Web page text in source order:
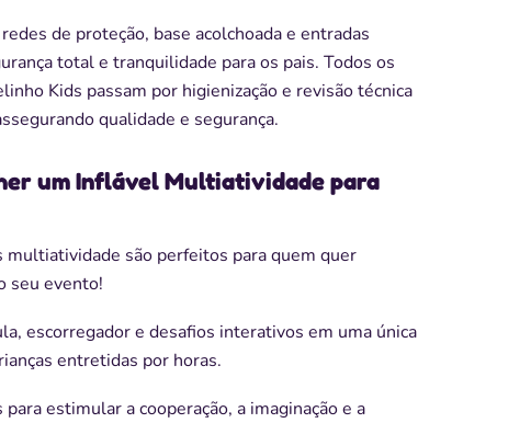
de proteção, base acolchoada e entradas
total e tranquilidade para os pais. Todos os
Kids passam por higienização e revisão técnica
qualidade e segurança.
um Inflável Multiatividade para
multiatividade são perfeitos para quem quer
seu evento!
escorregador e desafios interativos em uma única
entretidas por horas.
estimular a cooperação, a imaginação e a